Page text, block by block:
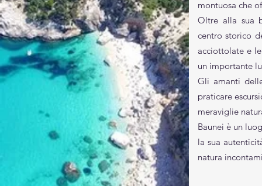
montuosa che
Oltre alla sua
centro storico
acciottolate e
un importante
Gli amanti
praticare
meraviglie
Baunei è un
la sua
natura